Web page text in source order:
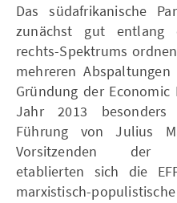
Das südafrikanische
zunächst gut entlang
rechts-Spektrums
mehreren
Gründung der Economic
Jahr 2013
Führung von Julius
Vorsitzenden der
etablierten sich die
marxistisch-